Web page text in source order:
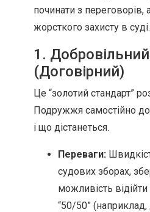
починати з переговорів,
жорсткого захисту в суді.
1.
(Договірний)
Це “золотий стандарт”
Подружжя самостійно
і що дістанеться.
Переваги:
судових зборах,
можливість
“50/50”